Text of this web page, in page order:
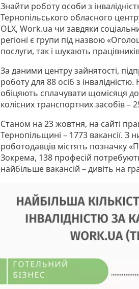
Знайти роботу особи з
Тернопільського обласного
OLX, Work.ua чи завдяки
регіоні є групи під назвою
послуги, так і шукають
За даними центру зайнятості,
роботу для 88 осіб з
обіцяють сплачувати щомісяця
колісних транспортних засобів –
Станом на 23 жовтня, на сайті
Тернопільщині – 1773 вакансії. З
роботодавців містять позначку
Зокрема, 138 професій потребують
найбільше вакансій – дивіть на